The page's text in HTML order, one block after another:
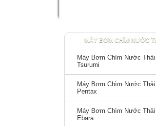
MÁY BƠM CHÌM NƯỚC
Máy Bơm Chìm Nước Thải
Tsurumi
Máy Bơm Chìm Nước Thải
Pentax
Máy Bơm Chìm Nước Thải
Ebara